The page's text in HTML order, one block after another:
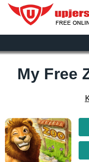
My Free